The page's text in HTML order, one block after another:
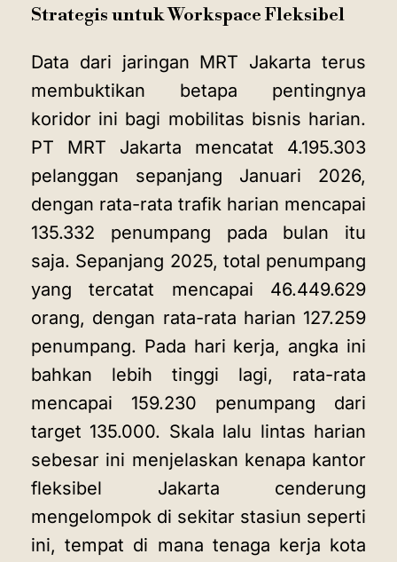
Strategis untuk Workspace Fleksibel
Data dari jaringan MRT Jakarta terus
membuktikan betapa pentingnya
koridor ini bagi mobilitas bisnis harian.
PT MRT Jakarta mencatat 4.195.303
pelanggan sepanjang Januari 2026,
dengan rata-rata trafik harian mencapai
135.332 penumpang pada bulan itu
saja. Sepanjang 2025, total penumpang
yang tercatat mencapai 46.449.629
orang, dengan rata-rata harian 127.259
penumpang. Pada hari kerja, angka ini
bahkan lebih tinggi lagi, rata-rata
mencapai 159.230 penumpang dari
target 135.000. Skala lalu lintas harian
sebesar ini menjelaskan kenapa kantor
fleksibel Jakarta cenderung
mengelompok di sekitar stasiun seperti
ini, tempat di mana tenaga kerja kota